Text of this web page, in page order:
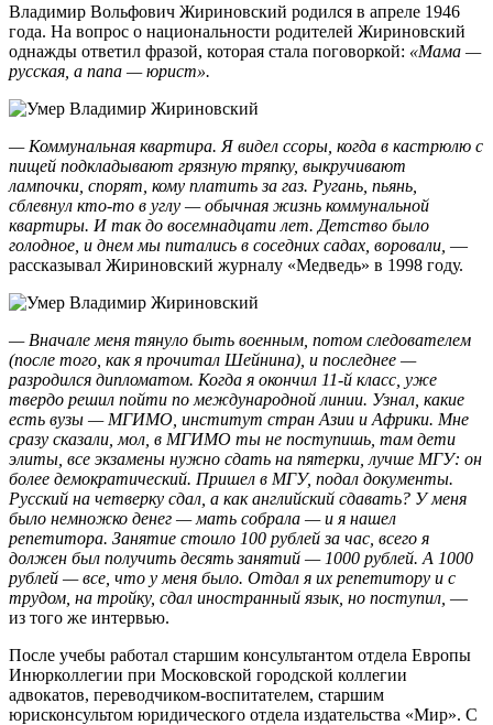
Владимир Вольфович Жириновский родился в апреле 1946
года. На вопрос о национальности родителей Жириновский
однажды ответил фразой, которая стала поговоркой: «Мама —
русская, а папа — юрист».
— Коммунальная квартира. Я видел ссоры, когда в кастрюлю с
пищей подкладывают грязную тряпку, выкручивают
лампочки, спорят, кому платить за газ. Ругань, пьянь,
сблевнул кто-то в углу — обычная жизнь коммунальной
квартиры. И так до восемнадцати лет. Детство было
голодное, и днем мы питались в соседних садах, воровали, —
рассказывал Жириновский журналу «Медведь» в 1998 году.
— Вначале меня тянуло быть военным, потом следователем
(после того, как я прочитал Шейнина), и последнее —
разродился дипломатом. Когда я окончил 11-й класс, уже
твердо решил пойти по международной линии. Узнал, какие
есть вузы — МГИМО, институт стран Азии и Африки. Мне
сразу сказали, мол, в МГИМО ты не поступишь, там дети
элиты, все экзамены нужно сдать на пятерки, лучше МГУ: он
более демократический. Пришел в МГУ, подал документы.
Русский на четверку сдал, а как английский сдавать? У меня
было немножко денег — мать собрала — и я нашел
репетитора. Занятие стоило 100 рублей за час, всего я
должен был получить десять занятий — 1000 рублей. А 1000
рублей — все, что у меня было. Отдал я их репетитору и с
трудом, на тройку, сдал иностранный язык, но поступил, —
из того же интервью.
После учебы работал старшим консультантом отдела Европы
Инюрколлегии при Московской городской коллегии
адвокатов, переводчиком-воспитателем, старшим
юрисконсультом юридического отдела издательства «Мир». С